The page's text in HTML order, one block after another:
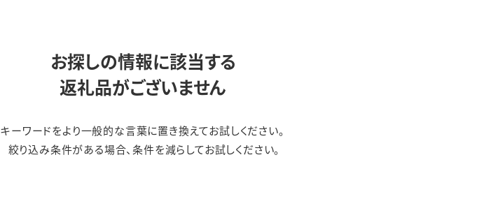
お探しの情報に該当する
返礼品がございません
キーワードをより一般的な言葉に置き換えてお試しください。
絞り込み条件がある場合、条件を減らしてお試しください。